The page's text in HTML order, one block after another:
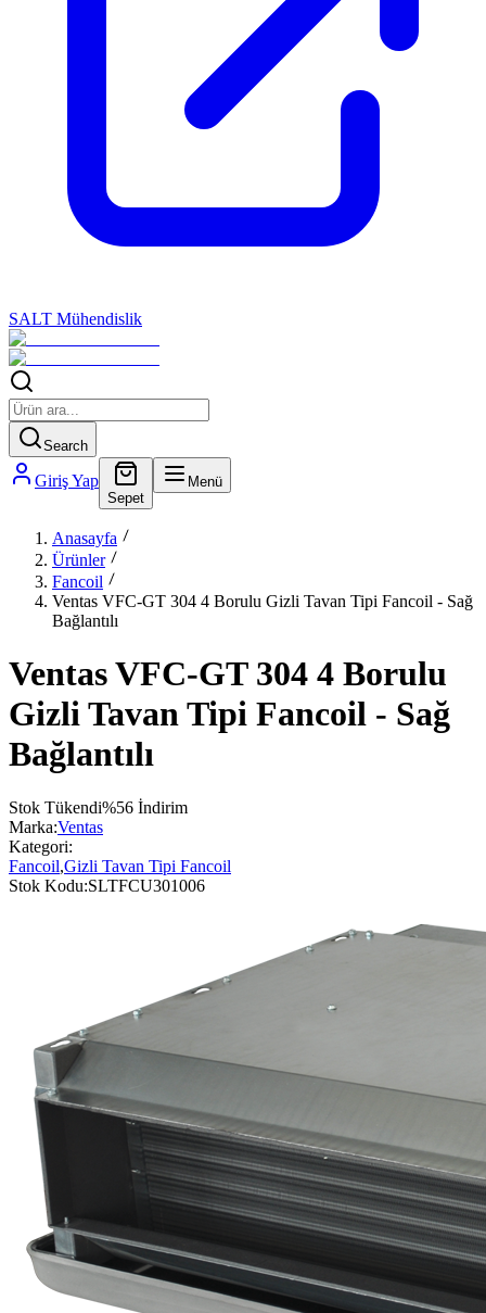
SALT Mühendislik
Search
Giriş Yap
Sepet
Menü
Anasayfa
Ürünler
Fancoil
Ventas VFC-GT 304 4 Borulu Gizli Tavan Tipi Fancoil - Sağ
Bağlantılı
Ventas VFC-GT 304 4 Borulu
Gizli Tavan Tipi Fancoil - Sağ
Bağlantılı
Stok Tükendi%56 İndirim
Marka:Ventas
Kategori:
Fancoil,Gizli Tavan Tipi Fancoil
Stok Kodu:SLTFCU301006